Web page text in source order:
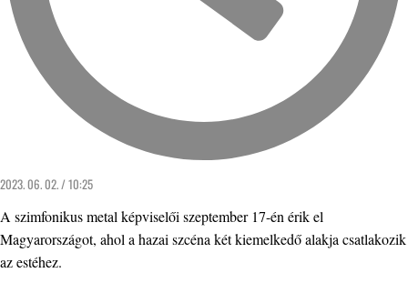
2023. 06. 02. / 10:25
A szimfonikus metal képviselői szeptember 17-én érik el
Magyarországot, ahol a hazai szcéna két kiemelkedő alakja csatlakozik
az estéhez.